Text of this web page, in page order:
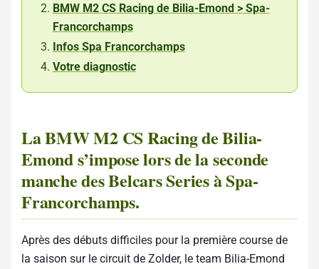
BMW M2 CS Racing de Bilia-Emond > Spa-
Francorchamps
Infos Spa Francorchamps
Votre diagnostic
La BMW M2 CS Racing de Bilia-
Emond s’impose lors de la seconde
manche des Belcars Series à Spa-
Francorchamps.
Après des débuts difficiles pour la première course de
la saison sur le circuit de Zolder, le team Bilia-Emond